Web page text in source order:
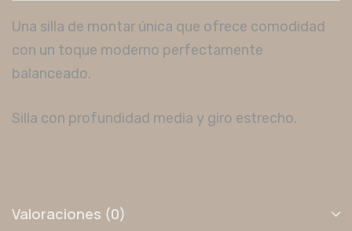
Una silla de montar única que ofrece comodidad
con un toque moderno perfectamente
balanceado.
Silla con profundidad media y giro estrecho.
Valoraciones (0)